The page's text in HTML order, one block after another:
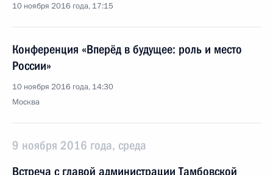
10 ноября 2016 года, 17:15
Конференция «Вперёд в будущее: роль и место
России»
10 ноября 2016 года, 14:30
Москва
9 ноября 2016 года, среда
Встреча с главой администрации Тамбовской